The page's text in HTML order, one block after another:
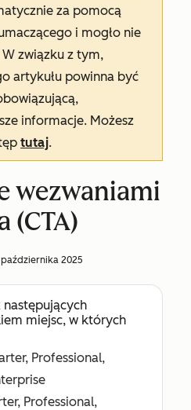
za pomocą
i mogło nie
związku z tym,
artykułu powinna być
informacje. Możesz
tutaj.
wezwaniami
(CTA)
października 2025
następujących
miejsc, w których
Professional,
Professional,